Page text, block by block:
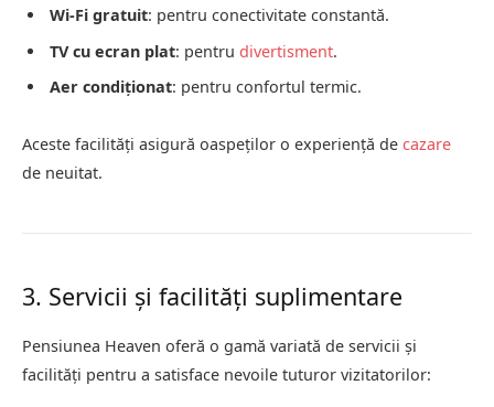
Wi-Fi gratuit: pentru conectivitate constantă.
TV cu ecran plat: pentru divertisment.
Aer condiționat: pentru confortul termic.
Aceste facilități asigură oaspeților o experiență de cazare
de neuitat.
3. Servicii și facilități suplimentare
Pensiunea Heaven oferă o gamă variată de servicii și
facilități pentru a satisface nevoile tuturor vizitatorilor: